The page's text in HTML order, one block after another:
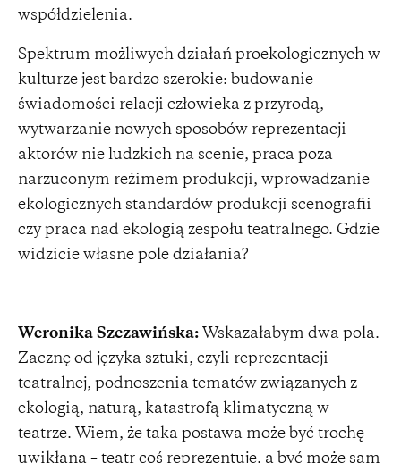
współdzielenia.
Spektrum możliwych działań proekologicznych w
kulturze jest bardzo szerokie: budowanie
świadomości relacji człowieka z przyrodą,
wytwarzanie nowych sposobów reprezentacji
aktorów nie ludzkich na scenie, praca poza
narzuconym reżimem produkcji, wprowadzanie
ekologicznych standardów produkcji scenografii
czy praca nad ekologią zespołu teatralnego. Gdzie
widzicie własne pole działania?
Weronika Szczawińska: Wskazałabym dwa pola.
Zacznę od języka sztuki, czyli reprezentacji
teatralnej, podnoszenia tematów związanych z
ekologią, naturą, katastrofą klimatyczną w
teatrze. Wiem, że taka postawa może być trochę
uwikłana – teatr coś reprezentuje, a być może sam